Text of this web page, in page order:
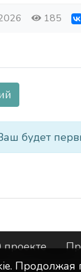
185
будет
проекте
Продолжая